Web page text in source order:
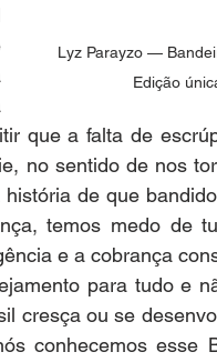
Lyz Parayzo —
Edição
que a falta de
no sentido de nos
de que
temos medo de
e a cobrança
para tudo e
cresça ou se
conhecemos esse